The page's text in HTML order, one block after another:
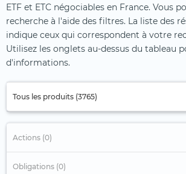
ETF et ETC négociables en France. Vous
recherche à l'aide des filtres. La liste des
indique ceux qui correspondent à votre
Utilisez les onglets au-dessus du tableau
d'informations.
Tous les produits (3765)
Actions (0)
Obligations (0)